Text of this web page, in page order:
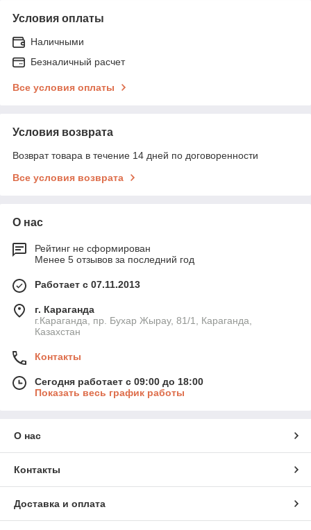
Условия оплаты
Наличными
Безналичный расчет
Все условия оплаты
Условия возврата
Возврат товара в течение 14 дней по договоренности
Все условия возврата
О нас
Рейтинг не сформирован
Менее 5 отзывов за последний год
Работает с 07.11.2013
г. Караганда
г.Караганда, пр. Бухар Жырау, 81/1, Караганда,
Казахстан
Контакты
Сегодня работает с 09:00 до 18:00
Показать весь график работы
О нас
Контакты
Доставка и оплата